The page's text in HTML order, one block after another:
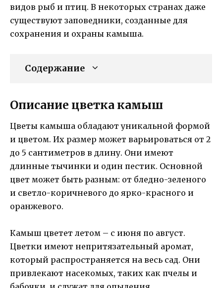
видов рыб и птиц. В некоторых странах даже
существуют заповедники, созданные для
сохранения и охраны камыша.
Содержание
Описание цветка камыш
Цветы камыша обладают уникальной формой
и цветом. Их размер может варьироваться от 2
до 5 сантиметров в длину. Они имеют
длинные тычинки и один пестик. Основной
цвет может быть разным: от бледно-зеленого
и светло-коричневого до ярко-красного и
оранжевого.
Камыш цветет летом – с июня по август.
Цветки имеют непритязательный аромат,
который распространяется на весь сад. Они
привлекают насекомых, таких как пчелы и